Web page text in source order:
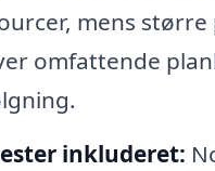
mens
omfattende
inkluderet: